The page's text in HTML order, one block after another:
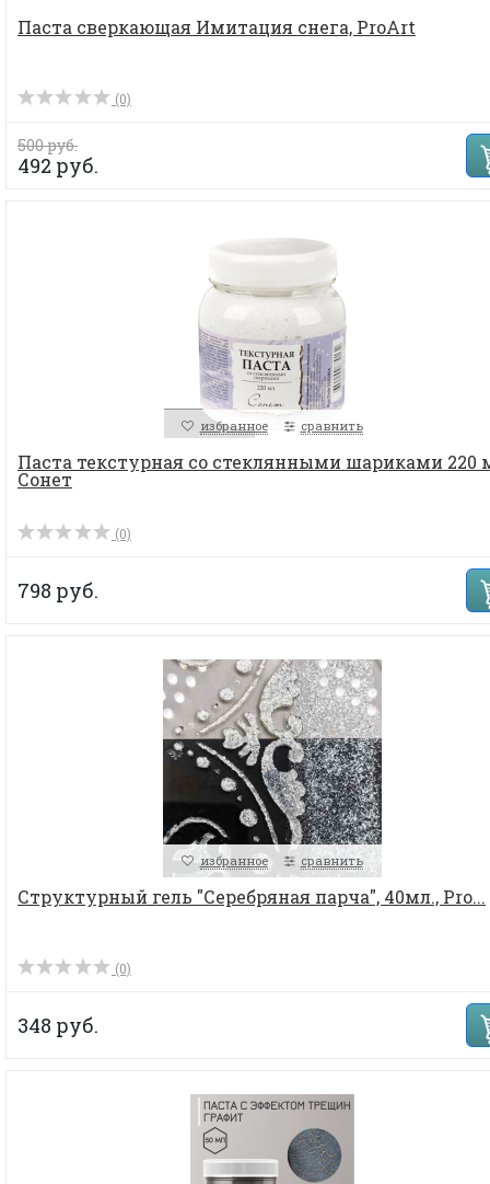
Паста сверкающая Имитация снега, ProArt
(0)
500 руб.
492 руб.
избранное сравнить
Паста текстурная со стеклянными шариками 220
Сонет
(0)
798 руб.
избранное сравнить
Структурный гель "Серебряная парча", 40мл., Pro...
(0)
348 руб.